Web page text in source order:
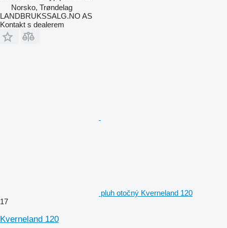
Norsko, Trøndelag
LANDBRUKSSALG.NO AS
Kontakt s dealerem
pluh otočný Kverneland 120
17
Kverneland 120